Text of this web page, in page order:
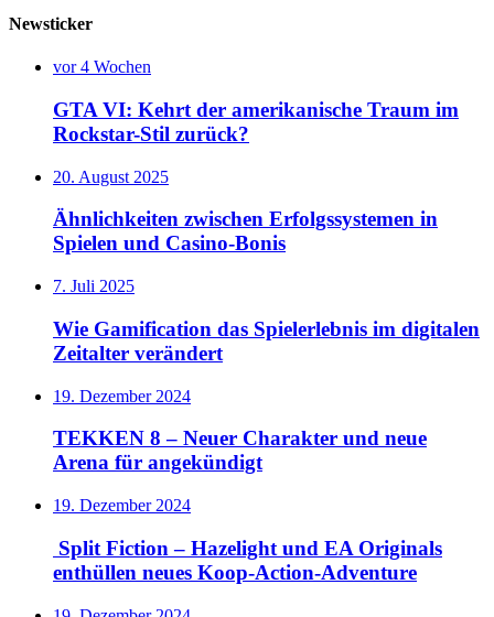
Newsticker
vor 4 Wochen
GTA VI: Kehrt der amerikanische Traum im
Rockstar-Stil zurück?
20. August 2025
Ähnlichkeiten zwischen Erfolgssystemen in
Spielen und Casino‑Bonis
7. Juli 2025
Wie Gamification das Spielerlebnis im digitalen
Zeitalter verändert
19. Dezember 2024
TEKKEN 8 – Neuer Charakter und neue
Arena für angekündigt
19. Dezember 2024
Split Fiction – Hazelight und EA Originals
enthüllen neues Koop-Action-Adventure